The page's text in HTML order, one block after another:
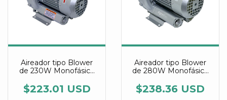
Aireador tipo Blower
de 230W Monofásico
7AV15
$223.01 USD
Aireador tipo Blower
de 280W Monofásico
7AV15
$238.36 USD